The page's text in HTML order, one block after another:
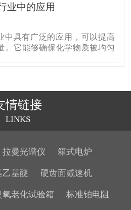
业中的应用
具有广泛的应用，可以提高
。它能够确保化学物质被均匀
情链接
LINKS
拉曼光谱仪 箱式电炉
乙基醚 硬齿面减速机
氧老化试验箱 标准铂电阻